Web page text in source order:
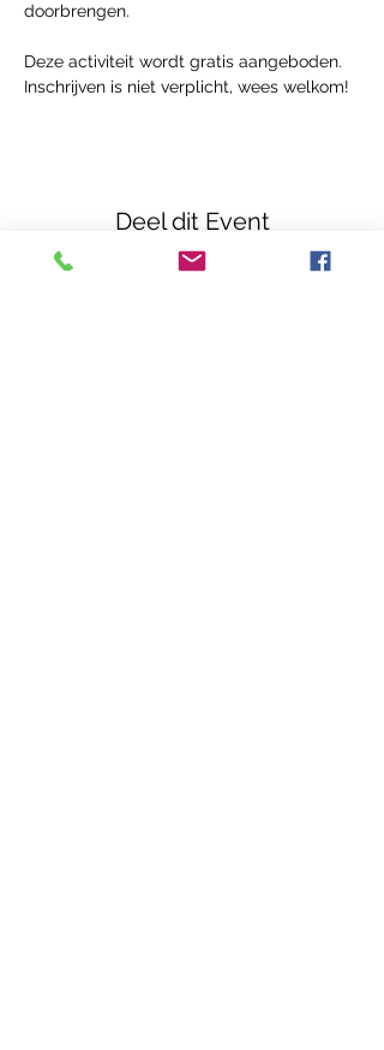
doorbrengen.
Deze activiteit wordt gratis aangeboden.
Inschrijven is niet verplicht, wees welkom!
Deel dit Event